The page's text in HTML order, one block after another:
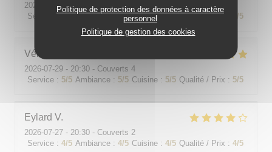
Politique de protection des données à caractère
personnel
Politique de gestion des cookies
2026-08-01 - 12:00 - Couverts 5
Service
: 5/5 Ambiance: 5/5 Cuisine: 5/5 Qualité / Prix /5
Véronique
2026-07-29 - 20:30 - Couverts 4
Service : 5/5 Ambiance : 5/5 Cuisine : 5/5 Qualité / Prix : 5/5
Eylard V
2026-07-27 - 20:30 - Couverts 2
Service : 4/5 Ambiance : 4/5 Cuisine : 4/5 Qualité / Prix : 4/5